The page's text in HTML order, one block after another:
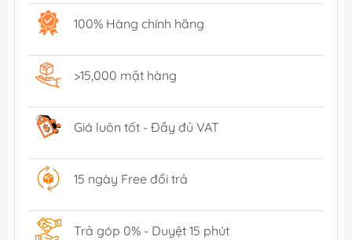
100% Hàng chính hãng
>15,000 mặt hàng
Giá luôn tốt - Đầy đủ VAT
15 ngày Free đổi trả
Trả góp 0% - Duyệt 15 phút